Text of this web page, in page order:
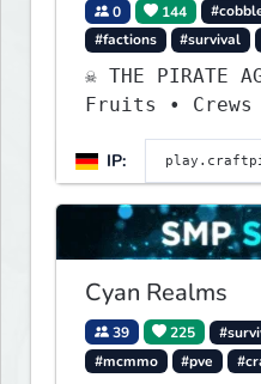
0 144
#factions
#survival
☠ THE PIRATE
Fruits • Crews
IP:
Cyan Realms
39 225
#mcmmo
#pve